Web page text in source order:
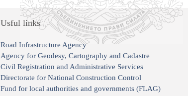
Usful links
Road Infrastructure Agency
Agency for Geodesy, Cartography and Cadastre
Civil Registration and Administrative Services
Directorate for National Construction Control
Fund for local authorities and governments (FLAG)